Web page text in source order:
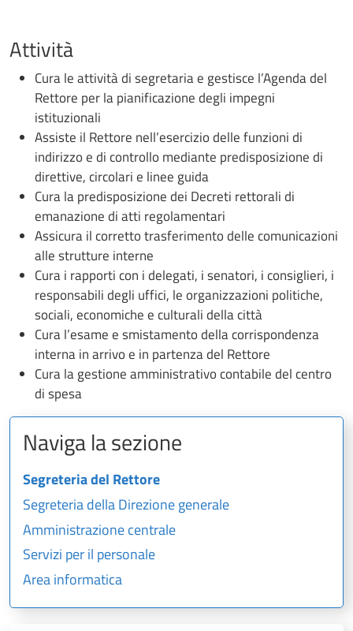
Attività
Cura le attività di segretaria e gestisce l’Agenda del
Rettore per la pianificazione degli impegni
istituzionali
Assiste il Rettore nell’esercizio delle funzioni di
indirizzo e di controllo mediante predisposizione di
direttive, circolari e linee guida
Cura la predisposizione dei Decreti rettorali di
emanazione di atti regolamentari
Assicura il corretto trasferimento delle comunicazioni
alle strutture interne
Cura i rapporti con i delegati, i senatori, i consiglieri, i
responsabili degli uffici, le organizzazioni politiche,
sociali, economiche e culturali della città
Cura l’esame e smistamento della corrispondenza
interna in arrivo e in partenza del Rettore
Cura la gestione amministrativo contabile del centro
di spesa
Naviga la sezione
Segreteria del Rettore
Segreteria della Direzione generale
Amministrazione centrale
Servizi per il personale
Area informatica